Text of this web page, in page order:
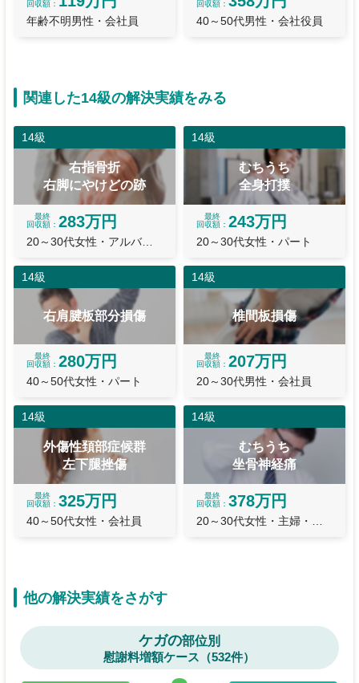
回収額
年齢不明男性・会社員
回収額
40～50代男性・会社役員
関連した14級の解決実績をみる
14級
右指骨折
右脚にやけどの跡
最終
回収額
283万円
20～30代女性・アルバイト
14級
むちうち
全身打撲
最終
回収額
243万円
20～30代女性・パート
14級
右肩腱板部分損傷
最終
回収額
280万円
40～50代女性・パート
14級
椎間板損傷
最終
回収額
207万円
20～30代男性・会社員
14級
外傷性頚部症候群
左下腿挫傷
最終
回収額
325万円
40～50代女性・会社員
14級
むちうち
坐骨神経痛
最終
回収額
378万円
他の解決実績をさがす
ケガの部位別
慰謝料増額ケース（532件）